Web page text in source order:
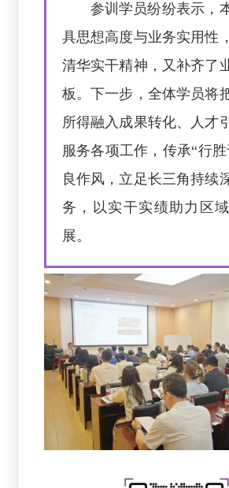
参训学员纷纷表示，
具思想高度与业务实用性
清华实干精神，又补齐了
板。下一步，全体学员将
所得融入成果转化、人才
服务各项工作，传承“行
良作风，立足长三角持续
务，以实干实绩助力区
展。